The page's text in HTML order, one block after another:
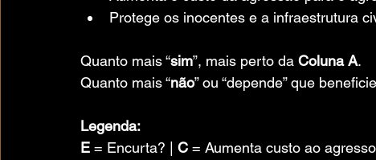
Protege os inocentes e a infraestrutura
Quanto mais “sim”, mais perto da Coluna A.
Quanto mais “não” ou “depende” que
Legenda:
E = Encurta? | C = Aumenta custo ao